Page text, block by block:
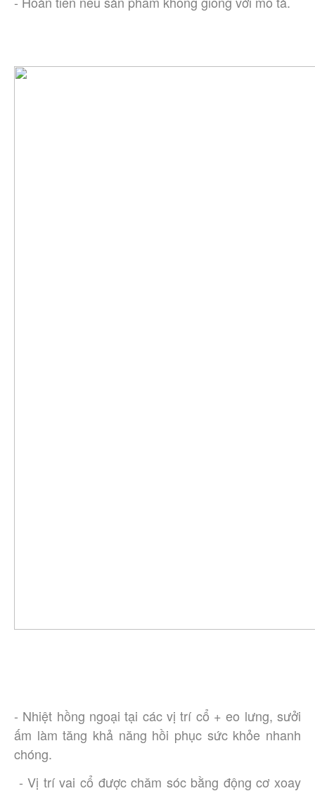
- Nhiệt hồng ngoại tại các vị trí cổ + eo lưng, sưởi
ấm làm tăng khả năng hồi phục sức khỏe nhanh
chóng.